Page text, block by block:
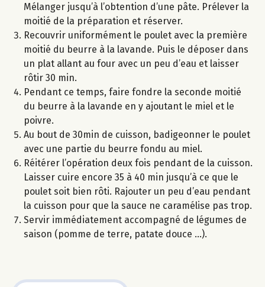
Mélanger jusqu’à l’obtention d’une pâte. Prélever la
moitié de la préparation et réserver.
Recouvrir uniformément le poulet avec la première
moitié du beurre à la lavande. Puis le déposer dans
un plat allant au four avec un peu d’eau et laisser
rôtir 30 min.
Pendant ce temps, faire fondre la seconde moitié
du beurre à la lavande en y ajoutant le miel et le
poivre.
Au bout de 30min de cuisson, badigeonner le poulet
avec une partie du beurre fondu au miel.
Réitérer l’opération deux fois pendant de la cuisson.
Laisser cuire encore 35 à 40 min jusqu’à ce que le
poulet soit bien rôti. Rajouter un peu d’eau pendant
la cuisson pour que la sauce ne caramélise pas trop.
Servir immédiatement accompagné de légumes de
saison (pomme de terre, patate douce …).